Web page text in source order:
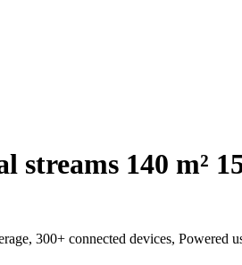
140 m²
300+ connected devices, Powered